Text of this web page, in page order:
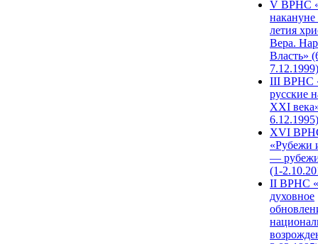
V ВРНС
накануне
летия
Вера.
Власть»
7.12.1999)
III ВРНС
русские
XXI
6.12.1995)
XVI
«Рубежи
—
(1-
II ВРНС
духовное